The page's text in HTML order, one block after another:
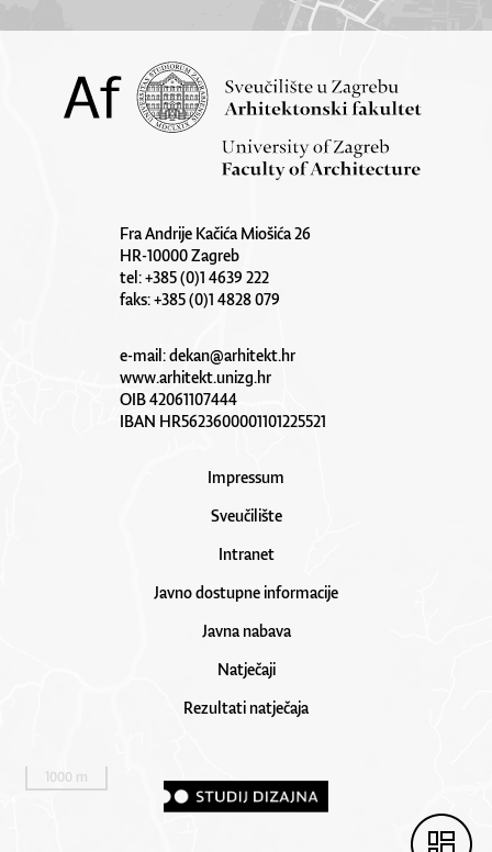
Fra Andrije Kačića Miošića 26
HR-10000 Zagreb
tel: +385 (0)1 4639 222
faks: +385 (0)1 4828 079
e-mail:dekan@arhitekt.hr
www.arhitekt.unizg.hr
OIB 42061107444
IBAN HR5623600001101225521
Impressum
Sveučilište
Intranet
Javno dostupne informacije
Javna nabava
Natječaji
Rezultati natječaja
1000 m